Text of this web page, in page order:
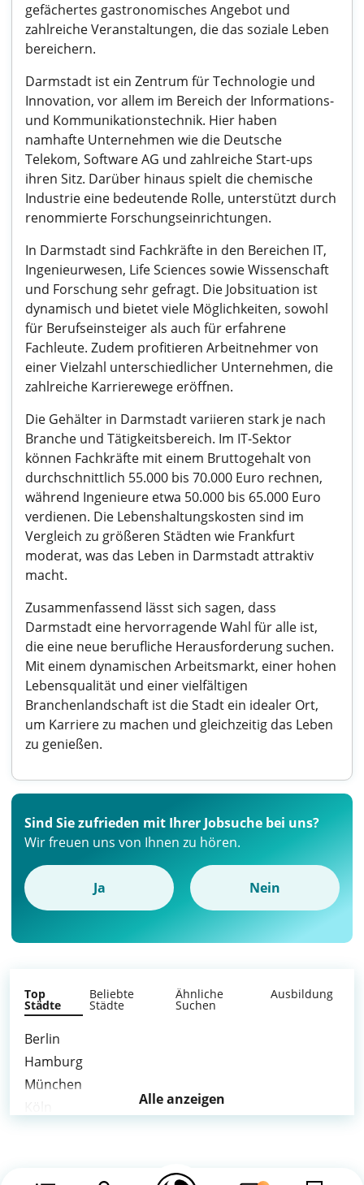
gefächertes gastronomisches Angebot und
zahlreiche Veranstaltungen, die das soziale Leben
bereichern.
Darmstadt ist ein Zentrum für Technologie und
Innovation, vor allem im Bereich der Informations-
und Kommunikationstechnik. Hier haben
namhafte Unternehmen wie die Deutsche
Telekom, Software AG und zahlreiche Start-ups
ihren Sitz. Darüber hinaus spielt die chemische
Industrie eine bedeutende Rolle, unterstützt durch
renommierte Forschungseinrichtungen.
In Darmstadt sind Fachkräfte in den Bereichen IT,
Ingenieurwesen, Life Sciences sowie Wissenschaft
und Forschung sehr gefragt. Die Jobsituation ist
dynamisch und bietet viele Möglichkeiten, sowohl
für Berufseinsteiger als auch für erfahrene
Fachleute. Zudem profitieren Arbeitnehmer von
einer Vielzahl unterschiedlicher Unternehmen, die
zahlreiche Karrierewege eröffnen.
Die Gehälter in Darmstadt variieren stark je nach
Branche und Tätigkeitsbereich. Im IT-Sektor
können Fachkräfte mit einem Bruttogehalt von
durchschnittlich 55.000 bis 70.000 Euro rechnen,
während Ingenieure etwa 50.000 bis 65.000 Euro
verdienen. Die Lebenshaltungskosten sind im
Vergleich zu größeren Städten wie Frankfurt
moderat, was das Leben in Darmstadt attraktiv
macht.
Zusammenfassend lässt sich sagen, dass
Darmstadt eine hervorragende Wahl für alle ist,
die eine neue berufliche Herausforderung suchen.
Mit einem dynamischen Arbeitsmarkt, einer hohen
Lebensqualität und einer vielfältigen
Branchenlandschaft ist die Stadt ein idealer Ort,
um Karriere zu machen und gleichzeitig das Leben
zu genießen.
Sind Sie zufrieden mit Ihrer Jobsuche bei uns?
Wir freuen uns von Ihnen zu hören.
Ja Nein
Top
Städte
Beliebte
Städte
Ähnliche
Suchen
Ausbildung
Berlin
Hamburg
München
Alle anzeigen